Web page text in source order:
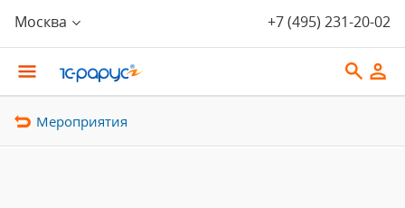
Москва +7 (495) 231-20-02
Мероприятия